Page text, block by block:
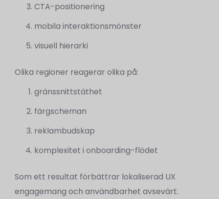
CTA-positionering
mobila interaktionsmönster
visuell hierarki
Olika regioner reagerar olika på:
gränssnittstäthet
färgscheman
reklambudskap
komplexitet i onboarding-flödet
Som ett resultat förbättrar lokaliserad UX
engagemang och användbarhet avsevärt.